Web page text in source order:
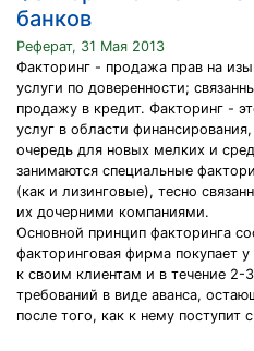
банков
Реферат, 31 Мая 2013
Факторинг - продажа прав на
услуги по доверенности;
продажу в кредит. Факторинг -
услуг в области
очередь для новых мелких и
занимаются специальные
(как и лизинговые), тесно
их дочерними компаниями.
Основной принцип факторинга
факторинговая фирма покупает
к своим клиентам и в течение 2-
требований в виде аванса,
после того, как к нему поступит